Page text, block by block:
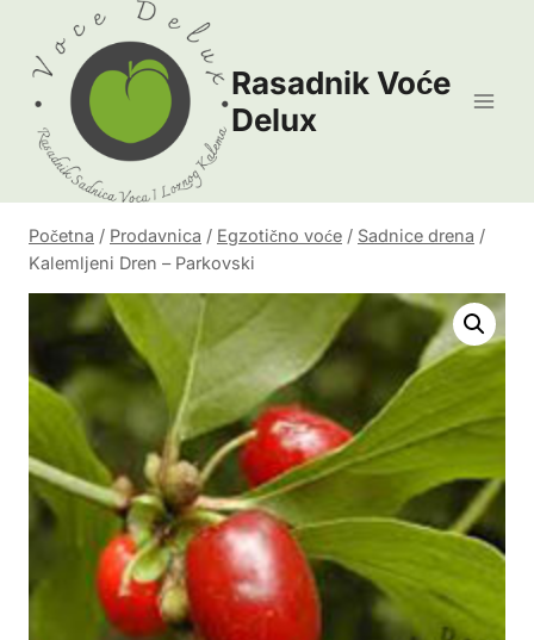
content
Rasadnik Voće
Delux
Početna / Prodavnica / Egzotično voće / Sadnice drena /
Kalemljeni Dren – Parkovski